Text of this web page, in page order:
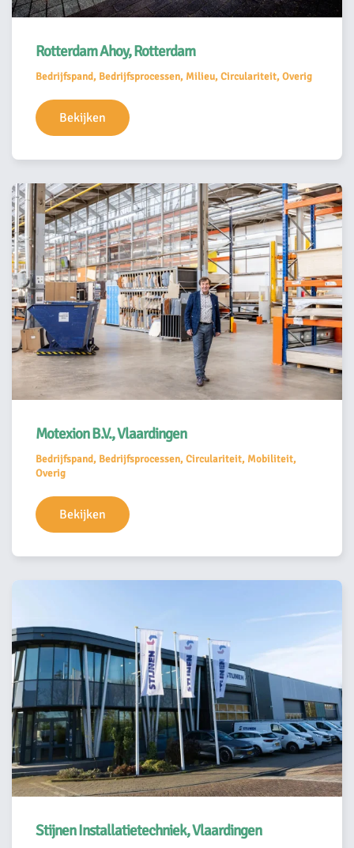
Rotterdam Ahoy, Rotterdam
Bedrijfspand, Bedrijfsprocessen, Milieu, Circulariteit, Overig
Bekijken
Motexion B.V., Vlaardingen
Bedrijfspand, Bedrijfsprocessen, Circulariteit, Mobiliteit,
Overig
Bekijken
Stijnen Installatietechniek, Vlaardingen